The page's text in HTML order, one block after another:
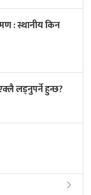
: स्थानीय किन
लड्नुपर्ने हुन्छ?